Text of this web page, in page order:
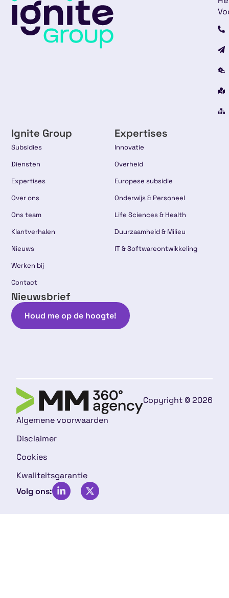
Ignite Group
Subsidies
Diensten
Expertises
Over ons
Ons team
Klantverhalen
Nieuws
Werken bij
Contact
Expertises
Innovatie
Overheid
Europese subsidie
Onderwijs & Personeel
Life Sciences & Health
Duurzaamheid & Milieu
IT & Softwareontwikkeling
Nieuwsbrief
Houd me op de hoogte!
Copyright © 2026
Algemene voorwaarden
Disclaimer
Cookies
Kwaliteitsgarantie
Volg ons: